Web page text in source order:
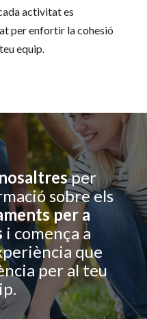
activitat es
per enfortir la cohesió
equip.
per
sobre els
per a
i comença a
que
per al teu